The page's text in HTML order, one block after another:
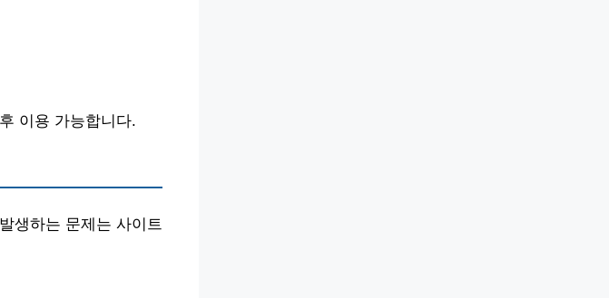
이용 가능합니다.
생하는 문제는 사이트